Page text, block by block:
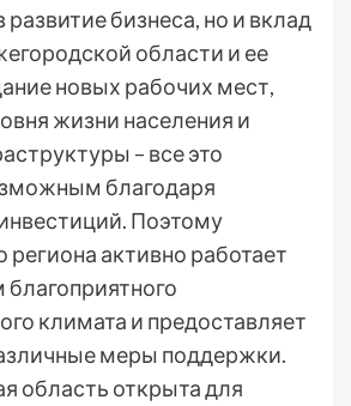
развитие бизнеса, но и вклад
области и ее
новых рабочих мест,
жизни населения и
– все это
благодаря
Поэтому
региона активно работает
климата и предоставляет
меры поддержки.
область открыта для